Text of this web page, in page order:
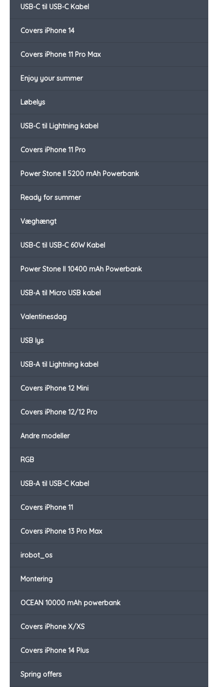
USB-C til USB-C Kabel
Covers iPhone 14
Covers iPhone 11 Pro Max
Enjoy your summer
Løbelys
USB-C til Lightning kabel
Covers iPhone 11 Pro
Power Stone II 5200 mAh Powerbank
Ready for summer
Væghængt
USB-C til USB-C 60W Kabel
Power Stone II 10400 mAh Powerbank
USB-A til Micro USB kabel
Valentinesdag
USB lys
USB-A til Lightning kabel
Covers iPhone 12 Mini
Covers iPhone 12/12 Pro
Andre modeller
RGB
USB-A til USB-C Kabel
Covers iPhone 11
Covers iPhone 13 Pro Max
irobot_os
Montering
OCEAN 10000 mAh powerbank
Covers iPhone X/XS
Covers iPhone 14 Plus
Spring offers